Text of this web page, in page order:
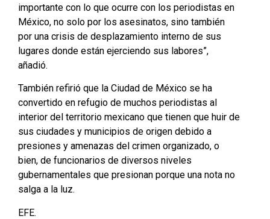
importante con lo que ocurre con los periodistas en
México, no solo por los asesinatos, sino también
por una crisis de desplazamiento interno de sus
lugares donde están ejerciendo sus labores”,
añadió.
También refirió que la Ciudad de México se ha
convertido en refugio de muchos periodistas al
interior del territorio mexicano que tienen que huir de
sus ciudades y municipios de origen debido a
presiones y amenazas del crimen organizado, o
bien, de funcionarios de diversos niveles
gubernamentales que presionan porque una nota no
salga a la luz.
EFE.